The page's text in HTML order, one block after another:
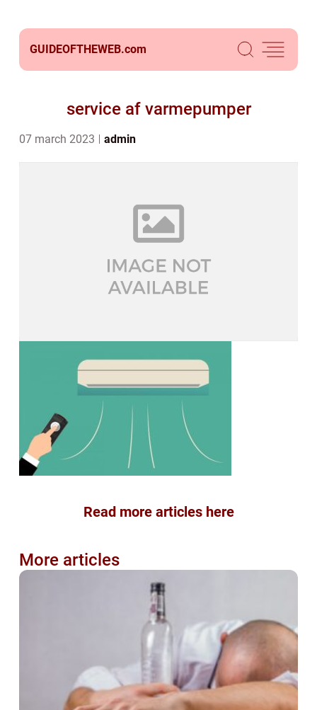
GUIDEOFTHEWEB.com
service af varmepumper
07 march 2023 admin
Read more articles here
More articles